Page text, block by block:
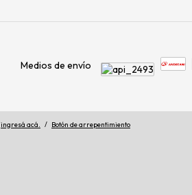
Medios de envío
ingresá acá. / Botón de arrepentimiento